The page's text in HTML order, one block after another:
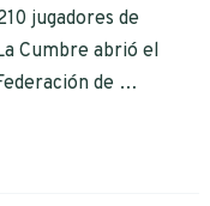
jugadores de
Cumbre abrió el
de …